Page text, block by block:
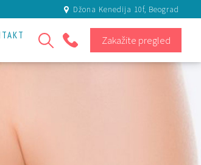
Džona Kenedija 10f, Beograd
11 301 80 81
Zakažite pregled